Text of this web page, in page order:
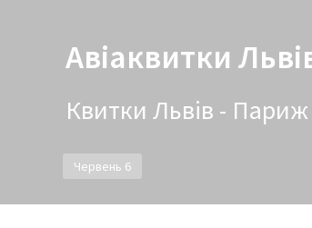
Авіаквитки
Квитки Львів - Париж
Червень 6